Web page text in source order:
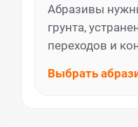
Абразивы
грунта,
переходов и
Выбрать